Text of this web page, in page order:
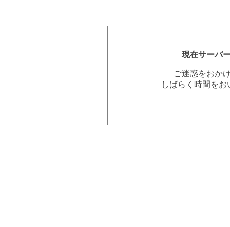
現在サーバ
ご迷惑をおか
しばらく時間を